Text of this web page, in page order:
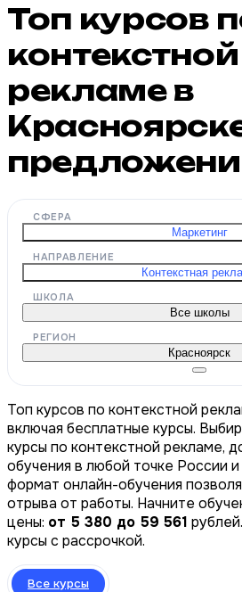
Топ курсов
контекстной
рекламе в
СФЕРА
Маркетинг
НАПРАВЛЕНИЕ
Контекстная
ШКОЛА
Все школы
РЕГИОН
Красноярск
Топ курсов по контекстной
включая бесплатные курсы.
курсы по контекстной рекламе,
обучения в любой точке России
формат онлайн-обучения
отрыва от работы. Начните
цены: от 5 380 до 59 561
курсы с рассрочкой.
Все курсы